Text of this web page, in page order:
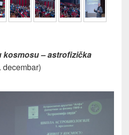
kosmosu – astrofizička